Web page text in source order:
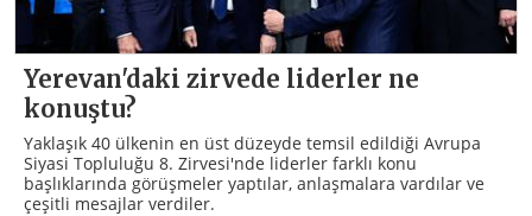
Yerevan'daki zirvede liderler ne
konuştu?
Yaklaşık 40 ülkenin en üst düzeyde temsil edildiği Avrupa
Siyasi Topluluğu 8. Zirvesi'nde liderler farklı konu
başlıklarında görüşmeler yaptılar, anlaşmalara vardılar ve
çeşitli mesajlar verdiler.